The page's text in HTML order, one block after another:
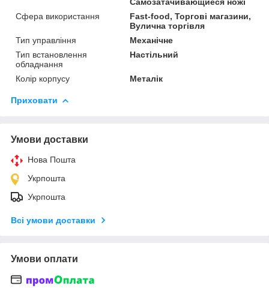
Сфера використання
Fast-food, Торгові магазини,
Вулична торгівля
Тип управління
Механічне
Тип встановлення
обладнання
Настільний
Колір корпусу Металік
Приховати
Умови доставки
Нова Пошта
Укрпошта
Укрпошта
Всі умови доставки
Умови оплати